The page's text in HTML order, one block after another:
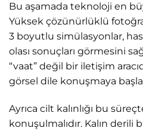
Bu aşamada teknoloji en
Yüksek çözünürlüklü
3 boyutlu simülasyonlar,
olası sonuçları görmesini
“vaat” değil bir iletişim
görsel dile konuşmaya
Ayrıca cilt kalınlığı bu
konuşulmalıdır. Kalın derili